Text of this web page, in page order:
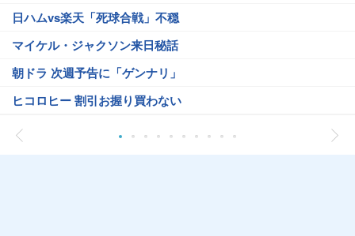
日ハムvs楽天「死球合戦」不穏
マイケル・ジャクソン来日秘話
朝ドラ 次週予告に「ゲンナリ」
ヒコロヒー 割引お握り買わない